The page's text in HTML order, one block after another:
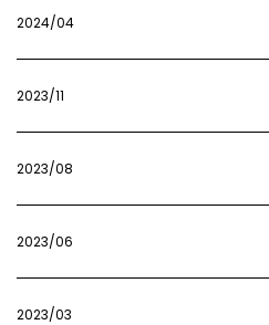
2024/04
2023/11
2023/08
2023/06
2023/03